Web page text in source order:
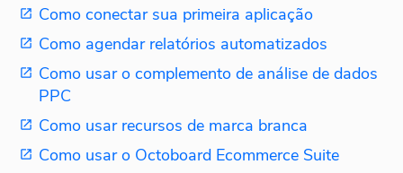
Como conectar sua primeira aplicação
Como agendar relatórios automatizados
Como usar o complemento de análise de dados
PPC
Como usar recursos de marca branca
Como usar o Octoboard Ecommerce Suite